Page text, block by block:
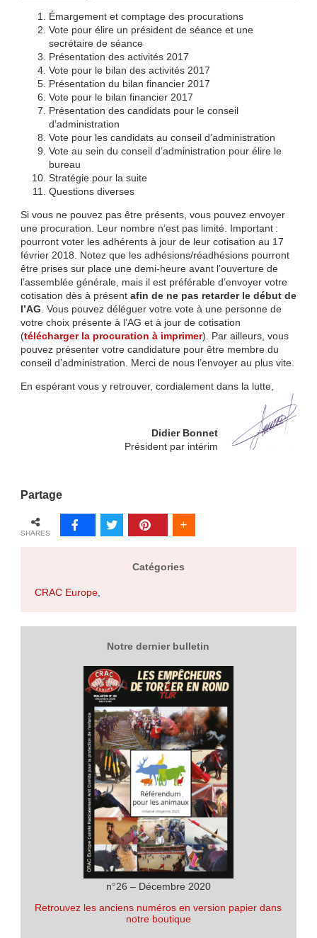
Émargement et comptage des procurations
Vote pour élire un président de séance et une
secrétaire de séance
Présentation des activités 2017
Vote pour le bilan des activités 2017
Présentation du bilan financier 2017
Vote pour le bilan financier 2017
Présentation des candidats pour le conseil
d’administration
Vote pour les candidats au conseil d’administration
Vote au sein du conseil d’administration pour élire le
bureau
Stratégie pour la suite
Questions diverses
Si vous ne pouvez pas être présents, vous pouvez envoyer
une procuration. Leur nombre n’est pas limité. Important :
pourront voter les adhérents à jour de leur cotisation au 17
février 2018. Notez que les adhésions/réadhésions pourront
être prises sur place une demi-heure avant l’ouverture de
l’assemblée générale, mais il est préférable d’envoyer votre
cotisation dès à présent afin de ne pas retarder le début de
l’AG . Vous pouvez déléguer votre vote à une personne de
votre choix présente à l’AG et à jour de cotisation
(télécharger la procuration à imprimer). Par ailleurs, vous
pouvez présenter votre candidature pour être membre du
conseil d’administration. Merci de nous l’envoyer au plus vite.
En espérant vous y retrouver, cordialement dans la lutte,
Didier Bonnet
Président par intérim
Partage
SHARES
Catégories
CRAC Europe,
Notre dernier bulletin
n°26 – Décembre 2020
Retrouvez les anciens numéros en version papier dans
notre boutique